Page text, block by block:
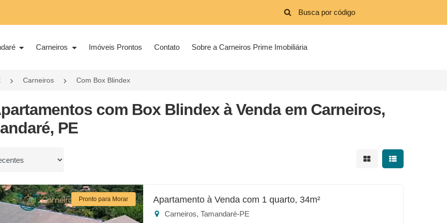
Carneiros Imóveis Prontos Contato Sobre a Carneiros Prime Imobiliária
Carneiros Com Box Blindex
com Box Blindex à Venda em Carneiros,
PE
Mostrar resultados em
Mostrar
Pronto para Morar Apartamento à Venda com 1 quarto, 34m²
Carneiros, Tamandaré-PE